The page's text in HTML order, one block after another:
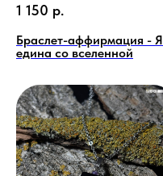
1 150 р.
Браслет-аффирмация - Я
едина со вселенной